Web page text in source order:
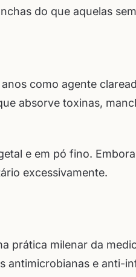
do que aquelas
como agente
absorve toxinas,
e em pó fino.
excessivamente.
prática milenar da
e anti-